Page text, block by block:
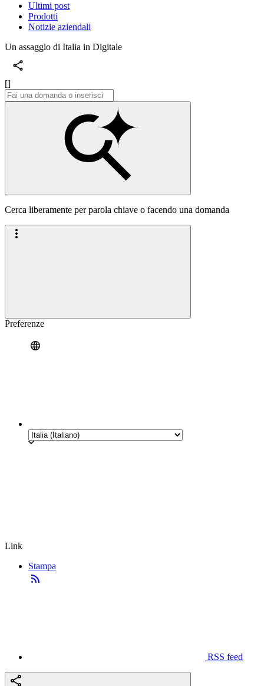
Ultimi post
Prodotti
Notizie aziendali
Un assaggio di Italia in Digitale
[]
Cerca liberamente per parola chiave o facendo una domanda
Preferenze
Link
Stampa
RSS feed